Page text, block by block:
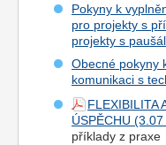
Pokyny k
pro projekty s
projekty s
Obecné pokyny
komunikaci s
FLEXIBILITA
ÚSPĚCHU
příklady z praxe